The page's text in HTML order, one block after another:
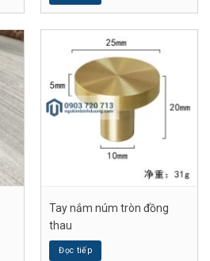
Tay nắm núm tròn đồng
thau
Đọc tiếp